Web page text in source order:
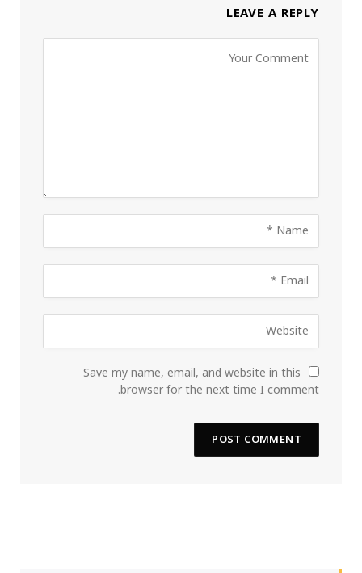
LEAVE A REPLY
Save my name, email, and website in this
browser for the next time I comment.